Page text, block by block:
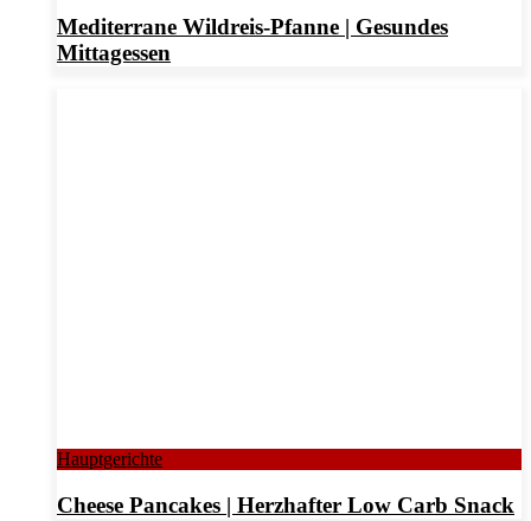
Mediterrane Wildreis-Pfanne | Gesundes
Mittagessen
Hauptgerichte
Cheese Pancakes | Herzhafter Low Carb Snack